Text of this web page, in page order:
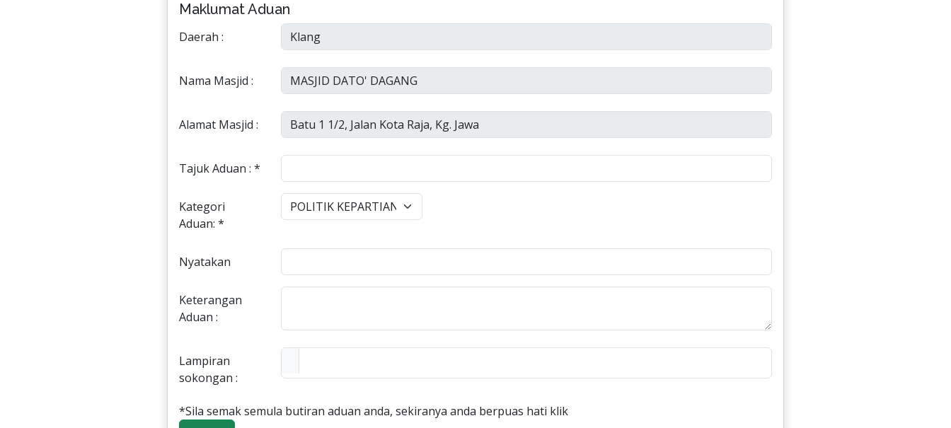
Maklumat Aduan
Daerah :
Nama Masjid :
Alamat Masjid :
Tajuk Aduan : *
Kategori
Aduan: *
Nyatakan
Keterangan
Aduan :
Lampiran
sokongan :
*Sila semak semula butiran aduan anda, sekiranya anda berpuas hati klik